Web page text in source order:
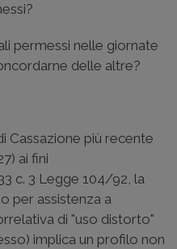
permessi nelle giornate
delle altre?
Cassazione più recente
) ai fini
c. 3 Legge 104/92, la
per assistenza a
di "uso distorto"
implica un profilo non